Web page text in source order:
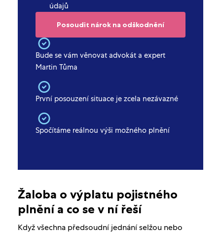
údajů
Bude se vám věnovat advokát a expert
Martin Tůma
První posouzení situace je zcela nezávazné
Spočítáme reálnou výši možného plnění
Žaloba o výplatu pojistného
plnění a co se v ní řeší
Když všechna předsoudní jednání selžou nebo